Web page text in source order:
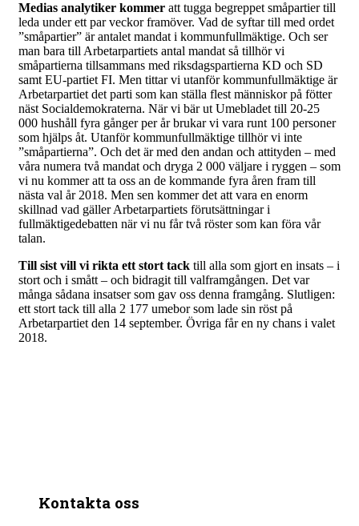
Medias analytiker kommer att tugga begreppet småpartier till
leda under ett par veckor framöver. Vad de syftar till med ordet
”småpartier” är antalet mandat i kommunfullmäktige. Och ser
man bara till Arbetarpartiets antal mandat så tillhör vi
småpartierna tillsammans med riksdagspartierna KD och SD
samt EU-partiet FI. Men tittar vi utanför kommunfullmäktige är
Arbetarpartiet det parti som kan ställa flest människor på fötter
näst Socialdemokraterna. När vi bär ut Umebladet till 20-25
000 hushåll fyra gånger per år brukar vi vara runt 100 personer
som hjälps åt. Utanför kommunfullmäktige tillhör vi inte
”småpartierna”. Och det är med den andan och attityden – med
våra numera två mandat och dryga 2 000 väljare i ryggen – som
vi nu kommer att ta oss an de kommande fyra åren fram till
nästa val år 2018. Men sen kommer det att vara en enorm
skillnad vad gäller Arbetarpartiets förutsättningar i
fullmäktigedebatten när vi nu får två röster som kan föra vår
talan.
Till sist vill vi rikta ett stort tack till alla som gjort en insats – i
stort och i smått – och bidragit till valframgången. Det var
många sådana insatser som gav oss denna framgång. Slutligen:
ett stort tack till alla 2 177 umebor som lade sin röst på
Arbetarpartiet den 14 september. Övriga får en ny chans i valet
2018.
Kontakta oss